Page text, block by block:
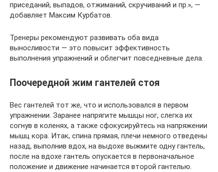
приседаний, выпадов, отжиманий, скручиваний и пр.», —
добавляет Максим Курбатов.
Тренеры рекомендуют развивать оба вида
выносливости — это повысит эффективность
выполнения упражнений и облегчит повседневные дела.
Поочередной жим гантелей стоя
Вес гантелей тот же, что и использовался в первом
упражнении. Заранее напрягите мышцы ног, слегка их
согнув в коленях, а также сфокусируйтесь на напряжении
мышц кора. Итак, спина прямая, плечи немного отведены
назад, выполнив вдох, на выдохе выжмите одну гантель,
после на вдохе гантель опускается в первоначальное
положение и движение начинается второй гантелью.